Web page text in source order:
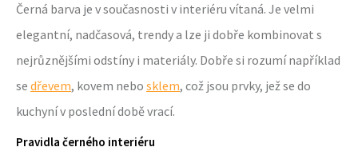
Černá barva je v současnosti v interiéru vítaná. Je velmi
elegantní, nadčasová, trendy a lze ji dobře kombinovat s
nejrůznějšími odstíny i materiály. Dobře si rozumí například
se dřevem, kovem nebo sklem, což jsou prvky, jež se do
kuchyní v poslední době vrací.
Pravidla černého interiéru